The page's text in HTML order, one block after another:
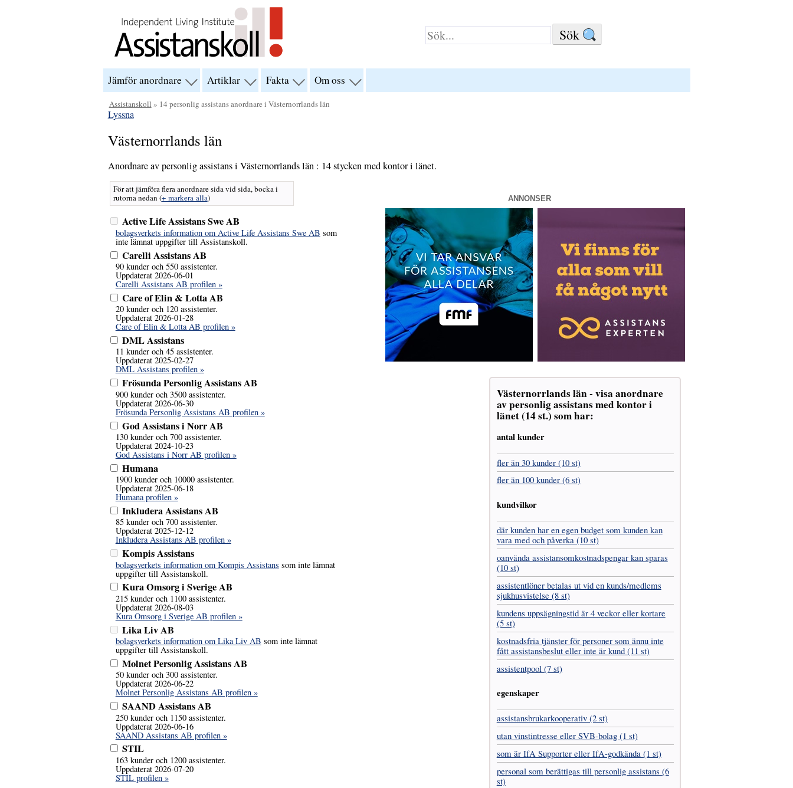
Jämför anordnare
visa
menyn
för
Artiklar visa
menyn
för
Fakta visa
menyn
för
Om oss
visa
menyn
Assistanskoll » 14 personlig assistans anordnare i Västernorrlands län
Lyssna
Västernorrlands län
Anordnare av personlig assistans i Västernorrlands län : 14 stycken med kontor i länet.
ANNONSER
Västernorrlands län - visa anordnare
av personlig assistans med kontor i
länet (14 st.) som har:
antal kunder
fler än 30 kunder (10 st)
fler än 100 kunder (6 st)
kundvilkor
där kunden har en egen budget som kunden kan
vara med och påverka (10 st)
oanvända assistans­omkostnads­pengar kan sparas
(10 st)
assistent­löner betalas ut vid en kunds/medlems
sjukhus­vistelse (8 st)
kundens uppsägnings­tid är 4 veckor eller kortare
(5 st)
kostnads­fria tjänster för personer som ännu inte
fått assistans­beslut eller inte är kund (11 st)
assistentpool (7 st)
egenskaper
assistans­brukar­kooperativ (2 st)
utan vinst­intresse eller SVB-bolag (1 st)
som är IfA Supporter eller IfA-godkända (1 st)
personal som berättigas till personlig assistans (6
st)
För att jämföra flera anordnare sida vid sida, bocka i
rutorna nedan (+ markera alla)
Active Life Assistans Swe AB
bolagsverkets information om Active Life Assistans Swe AB som
inte lämnat uppgifter till Assistanskoll.
Carelli Assistans AB
90 kunder och 550 assistenter.
Uppdaterat 2026-06-01
Carelli Assistans AB profilen »
Care of Elin & Lotta AB
20 kunder och 120 assistenter.
Uppdaterat 2026-01-28
Care of Elin & Lotta AB profilen »
DML Assistans
11 kunder och 45 assistenter.
Uppdaterat 2025-02-27
DML Assistans profilen »
Frösunda Personlig Assistans AB
900 kunder och 3500 assistenter.
Uppdaterat 2026-06-30
Frösunda Personlig Assistans AB profilen »
God Assistans i Norr AB
130 kunder och 700 assistenter.
Uppdaterat 2024-10-23
God Assistans i Norr AB profilen »
Humana
1900 kunder och 10000 assistenter.
Uppdaterat 2025-06-18
Humana profilen »
Inkludera Assistans AB
85 kunder och 700 assistenter.
Uppdaterat 2025-12-12
Inkludera Assistans AB profilen »
Kompis Assistans
bolagsverkets information om Kompis Assistans som inte lämnat
uppgifter till Assistanskoll.
Kura Omsorg i Sverige AB
215 kunder och 1100 assistenter.
Uppdaterat 2026-08-03
Kura Omsorg i Sverige AB profilen »
Lika Liv AB
bolagsverkets information om Lika Liv AB som inte lämnat
uppgifter till Assistanskoll.
Molnet Personlig Assistans AB
50 kunder och 300 assistenter.
Uppdaterat 2026-06-22
Molnet Personlig Assistans AB profilen »
SAAND Assistans AB
250 kunder och 1150 assistenter.
Uppdaterat 2026-06-16
SAAND Assistans AB profilen »
STIL
163 kunder och 1200 assistenter.
Uppdaterat 2026-07-20
STIL profilen »